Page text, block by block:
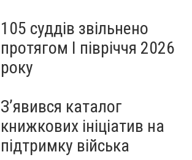
105 суддів звільнено
протягом I півріччя 2026
року
З’явився каталог
книжкових ініціатив на
підтримку війська